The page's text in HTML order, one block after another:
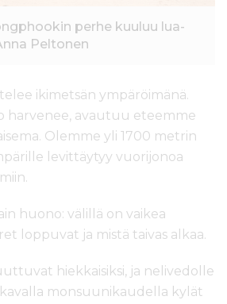
perhe kuuluu lua-
Peltonen
ikimetsän ympäröimänä.
harvenee, avautuu eteemme
Olemme yli 1700 metrin
levittäytyy vuorijonoa
huono: välillä on vaikea
loppuvat ja mistä taivas alkaa.
hiekkaisiksi, ja nelivedolle
monsuunikaudella kylät